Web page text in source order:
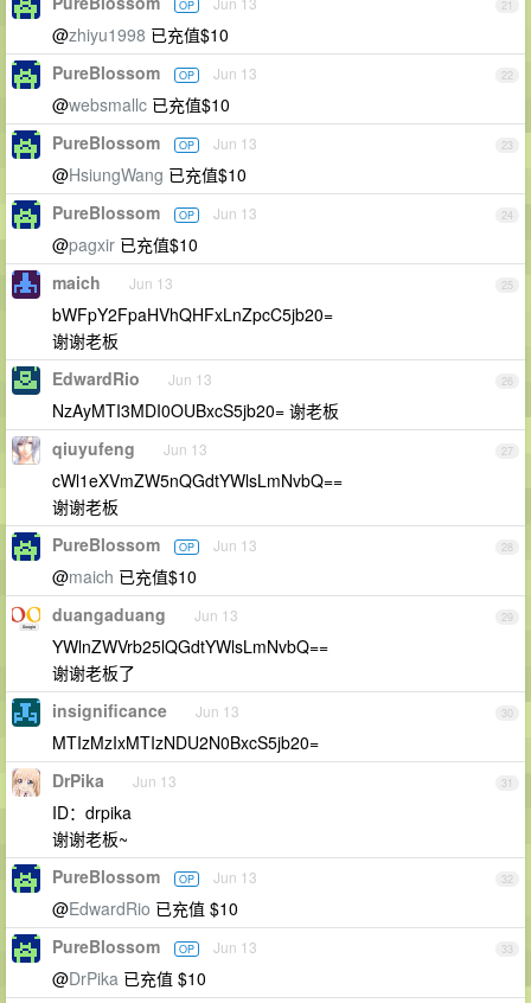
21
OP
@zhiyu1998 已充值$10
22
PureBlossom OP Jun 13
@websmallc 已充值$10
23
PureBlossom OP Jun 13
@HsiungWang 已充值$10
24
PureBlossom OP Jun 13
@pagxir 已充值$10
25
maich Jun 13
bWFpY2FpaHVhQHFxLnZpcC5jb20=
谢谢老板
26
EdwardRio Jun 13
NzAyMTI3MDI0OUBxcS5jb20= 谢老板
27
qiuyufeng Jun 13
cWl1eXVmZW5nQGdtYWlsLmNvbQ==
谢谢老板
28
PureBlossom OP Jun 13
@maich 已充值$10
29
duangaduang Jun 13
YWlnZWVrb25lQGdtYWlsLmNvbQ==
谢谢老板了
30
insignificance Jun 13
MTIzMzIxMTIzNDU2N0BxcS5jb20=
31
DrPika Jun 13
ID：drpika
谢谢老板~
32
PureBlossom OP Jun 13
@EdwardRio 已充值 $10
33
PureBlossom OP Jun 13
@DrPika 已充值 $10